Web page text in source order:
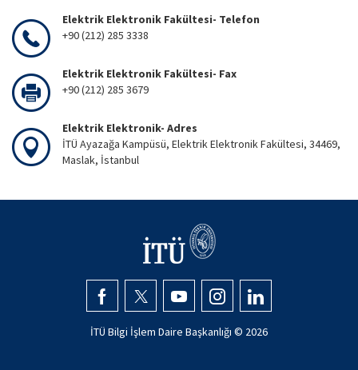
Elektrik Elektronik Fakültesi- Telefon
+90 (212) 285 3338
Elektrik Elektronik Fakültesi- Fax
+90 (212) 285 3679
Elektrik Elektronik- Adres
İTÜ Ayazağa Kampüsü, Elektrik Elektronik Fakültesi, 34469,
Maslak, İstanbul
İTÜ Bilgi İşlem Daire Başkanlığı © 2026